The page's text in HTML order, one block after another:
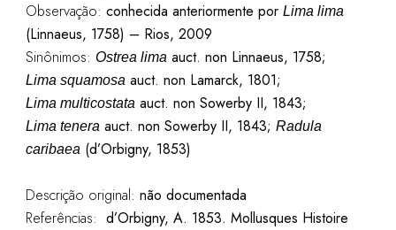
Observação: conhecida anteriormente por Lima lima
(Linnaeus, 1758) – Rios, 2009
Sinônimos: Ostrea limaauct. non Linnaeus, 1758;
Lima squamosaauct. non Lamarck, 1801;
Lima multicostataauct. non Sowerby II, 1843;
Lima teneraauct. non Sowerby II, 1843; Radula
caribaea(d’Orbigny, 1853)
Descrição original: não documentada
Referências: d’Orbigny, A. 1853. Mollusques Histoire